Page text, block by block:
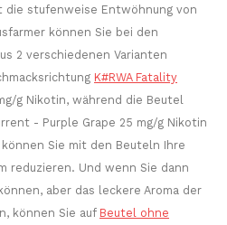
die stufenweise Entwöhnung von
können Sie bei den
2 verschiedenen Varianten
K#RWA Fatality
g Nikotin, während die Beutel
- Purple Grape 25 mg/g Nikotin
Sie mit den Beuteln Ihre
reduzieren. Und wenn Sie dann
aber das leckere Aroma der
können Sie auf Beutel ohne